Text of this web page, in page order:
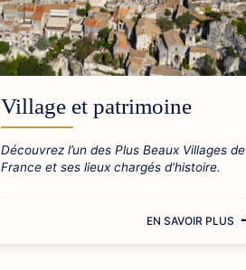
Village et patrimoine
Découvrez l’un des Plus Beaux Villages de
France et ses lieux chargés d’histoire.
EN SAVOIR PLUS